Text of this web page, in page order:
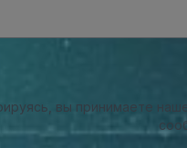
вы принимаете